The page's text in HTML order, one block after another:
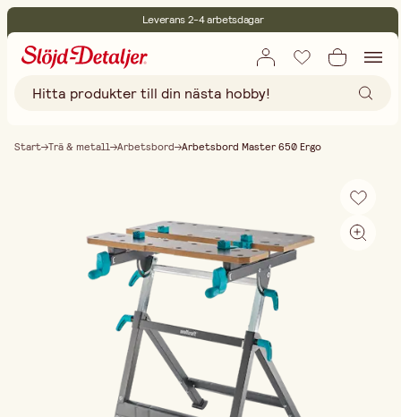
Leverans 2-4 arbetsdagar
Fri frakt vid köp över 499:-
Start Trä & metall Arbetsbord Arbetsbord Master 650 Ergo